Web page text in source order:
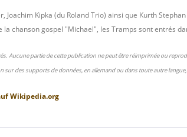
Joachim Kipka (du Roland Trio) ainsi que Kurth
chanson gospel "Michael", les Tramps sont entrés
Aucune partie de cette publication ne peut être réimprimée ou
des supports de données, en allemand ou dans toute autre
Wikipedia.org